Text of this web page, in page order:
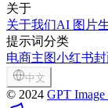
关于
关于我们AI 图片
提示词分类
电商主图小红书
中文
© 2024 GPT